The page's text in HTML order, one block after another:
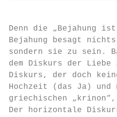
Denn die „Bejahung
Bejahung besagt
sondern sie zu sein.
dem Diskurs der
Diskurs, der doch
Hochzeit (das Ja)
griechischen
Der horizontale